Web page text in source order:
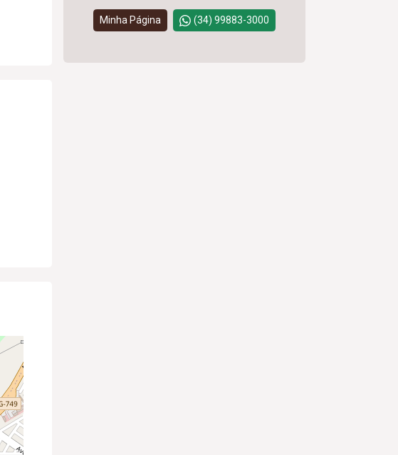
Minha Página (34) 99883-3000